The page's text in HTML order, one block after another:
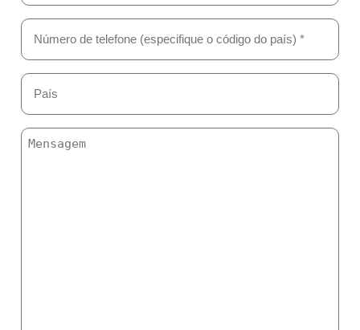
(obrigatório)
Número
telefone
(especifique
código
do
país)
País
(obrigatório)